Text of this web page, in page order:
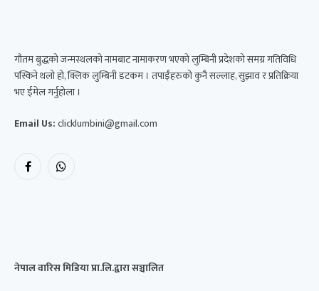
गौतम बुद्धको जन्मस्थलको नामबाट नामाकरण भएको लुम्बिनी प्रदेशको समग्र गतिविधि
पस्किने थलो हो, क्लिक लुम्बिनी डटकम । तपाईंहरुको कुनै सल्लाह, सुझाव र प्रतिक्रिया
भए ईमेल गर्नुहोला ।
Email Us:clicklumbini@gmail.com
FacebookWhatsApp
नेपाल वारिस मिडिया प्रा.लि.द्वारा सञ्चालित